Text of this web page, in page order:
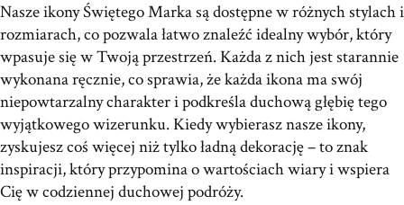
Nasze ikony Świętego Marka są dostępne w różnych stylach i
rozmiarach, co pozwala łatwo znaleźć idealny wybór, który
wpasuje się w Twoją przestrzeń. Każda z nich jest starannie
wykonana ręcznie, co sprawia, że każda ikona ma swój
niepowtarzalny charakter i podkreśla duchową głębię tego
wyjątkowego wizerunku. Kiedy wybierasz nasze ikony,
zyskujesz coś więcej niż tylko ładną dekorację – to znak
inspiracji, który przypomina o wartościach wiary i wspiera
Cię w codziennej duchowej podróży.